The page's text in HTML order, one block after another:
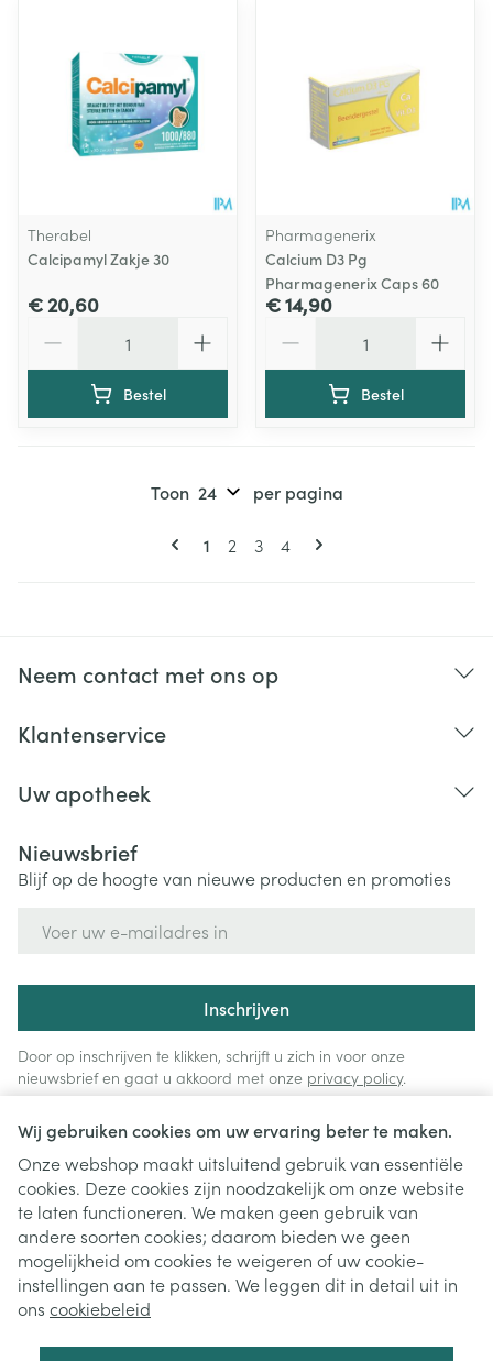
Wij gebruiken cookies om uw ervaring beter te maken.
Onze webshop maakt uitsluitend gebruik van essentiële
cookies. Deze cookies zijn noodzakelijk om onze website
te laten functioneren. We maken geen gebruik van
andere soorten cookies; daarom bieden we geen
mogelijkheid om cookies te weigeren of uw cookie-
instellingen aan te passen. We leggen dit in detail uit in
ons cookiebeleid
Therabel
Calcipamyl Zakje 30
€ 20,60
Bestel
Pharmagenerix
Calcium D3 Pg
Pharmagenerix Caps 60
€ 14,90
Bestel
Pagina's
U lees momenteel pagina
1 Pagina
2 Pagina
3 Pagina
4
Toon per pagina
Neem contact met ons op
Klantenservice
Uw apotheek
Nieuwsbrief
Blijf op de hoogte van nieuwe producten en promoties
Inschrijven
Door op inschrijven te klikken, schrijft u zich in voor onze
nieuwsbrief en gaat u akkoord met onze privacy policy.
Juridische links